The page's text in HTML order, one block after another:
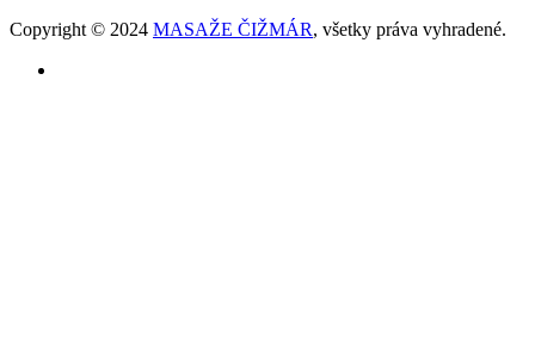
Copyright © 2024 MASAŽE ČIŽMÁR, všetky práva vyhradené.